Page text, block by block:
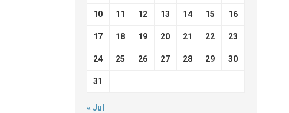
10 11 12 13 14 15 16
17 18 19 20 21 22 23
24 25 26 27 28 29 30
31
« Jul